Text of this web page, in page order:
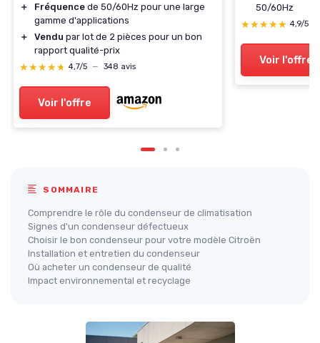
＋
Fréquence de 50/60Hz pour une large
gamme d'applications
＋
Vendu par lot de 2 pièces pour un bon
rapport qualité-prix
★★★★★
★★★★★ 4,7/5 — 348 avis
Voir l'offre
50/60Hz
★★★★★
★★★★★ 4,9/5
Voir l'offre
SOMMAIRE
Comprendre le rôle du condenseur de climatisation
Signes d'un condenseur défectueux
Choisir le bon condenseur pour votre modèle Citroën
Installation et entretien du condenseur
Où acheter un condenseur de qualité
Impact environnemental et recyclage